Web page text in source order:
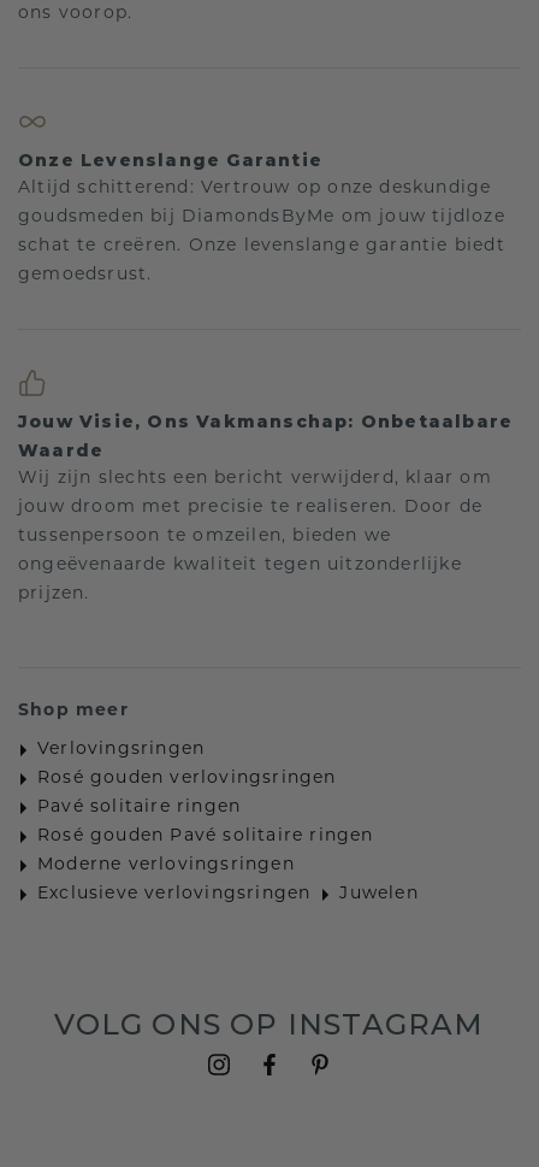
ons voorop.
Onze Levenslange Garantie
Altijd schitterend: Vertrouw op onze deskundige
goudsmeden bij DiamondsByMe om jouw tijdloze
schat te creëren. Onze levenslange garantie biedt
gemoedsrust.
Jouw Visie, Ons Vakmanschap: Onbetaalbare
Waarde
Wij zijn slechts een bericht verwijderd, klaar om
jouw droom met precisie te realiseren. Door de
tussenpersoon te omzeilen, bieden we
ongeëvenaarde kwaliteit tegen uitzonderlijke
prijzen.
Shop meer
Verlovingsringen
Rosé gouden verlovingsringen
Pavé solitaire ringen
Rosé gouden Pavé solitaire ringen
Moderne verlovingsringen
Exclusieve verlovingsringen
Juwelen
VOLG ONS OP INSTAGRAM